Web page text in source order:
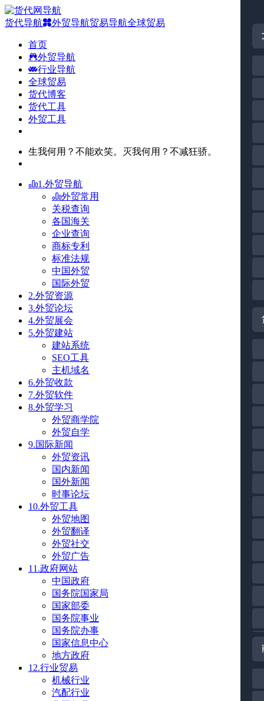
货代导航 外贸导航贸易导航全球贸易
首页
外贸导航
行业导航
全球贸易
货代博客
货代工具
外贸工具
生我何用？不能欢笑。灭我何用？不减狂骄。
1.外贸导航
外贸常用
关税查询
各国海关
企业查询
商标专利
标准法规
中国外贸
国际外贸
2.外贸资源
3.外贸论坛
4.外贸展会
5.外贸建站
建站系统
SEO工具
主机域名
6.外贸收款
7.外贸软件
8.外贸学习
外贸商学院
外贸自学
9.国际新闻
外贸资讯
国内新闻
国外新闻
时事论坛
10.外贸工具
外贸地图
外贸翻译
外贸社交
外贸广告
11.政府网站
中国政府
国务院国家局
国家部委
国务院事业
国务院办事
国家信息中心
地方政府
12.行业贸易
机械行业
汽配行业